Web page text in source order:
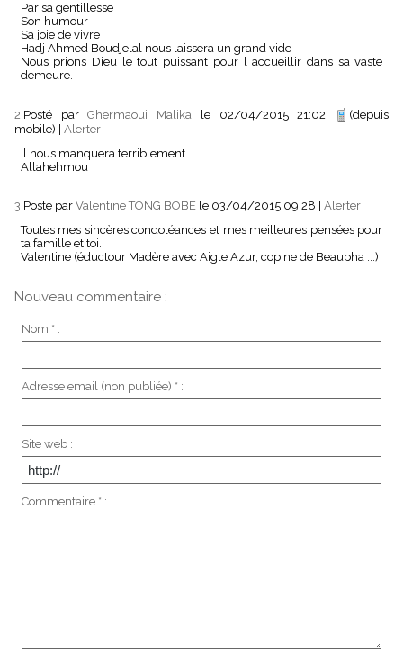
Par sa gentillesse
Son humour
Sa joie de vivre
Hadj Ahmed Boudjelal nous laissera un grand vide
Nous prions Dieu le tout puissant pour l accueillir dans sa vaste
demeure.
2. Posté parGhermaoui Malika le 02/04/2015 21:02
(depuis
mobile)
Alerter
Il nous manquera terriblement
Allahehmou
3. Posté par Valentine TONG BOBE le 03/04/2015 09:28
Alerter
Toutes mes sincères condoléances et mes meilleures pensées pour
ta famille et toi.
Valentine (éductour Madère avec Aigle Azur, copine de Beaupha ...)
Nouveau commentaire :
Nom * :
Adresse email (non publiée) * :
Site web :
Commentaire * :